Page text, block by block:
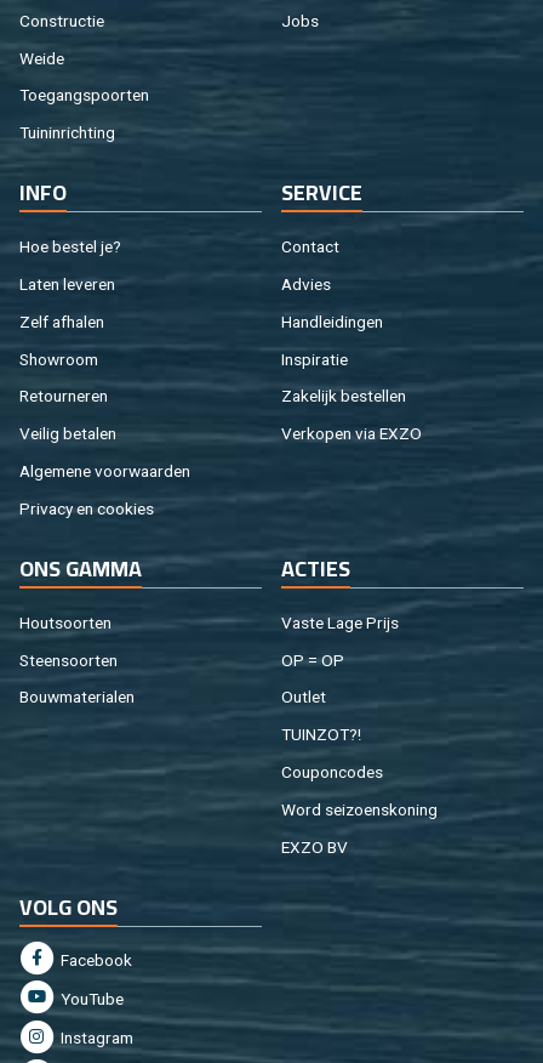
Con­struc­tie
Weide
Toe­gangs­poor­ten
Tuin­in­rich­ting
Jobs
INFO
Hoe be­stel je?
Laten le­ve­ren
Zelf af­ha­len
Show­room
Re­tour­ne­ren
Vei­lig be­ta­len
Al­ge­me­ne voor­waar­den
Pri­va­cy en coo­kies
SER­VI­CE
Con­tact
Ad­vies
Hand­lei­din­gen
In­spi­ra­tie
Za­ke­lijk be­stel­len
Ver­ko­pen via EXZO
ONS GAMMA
Hout­soor­ten
Steen­soor­ten
Bouw­ma­te­ri­a­len
AC­TIES
Vaste Lage Prijs
OP = OP
Out­let
TUIN­ZOT?!
Cou­pon­co­des
Word sei­zoens­ko­ning
EXZO BV
VOLG ONS
Fa­cebook
You­Tu­be
In­st­agram